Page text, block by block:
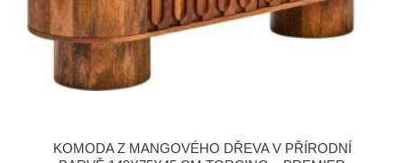
KOMODA Z MANGOVÉHO DŘEVA V PŘÍRODNÍ